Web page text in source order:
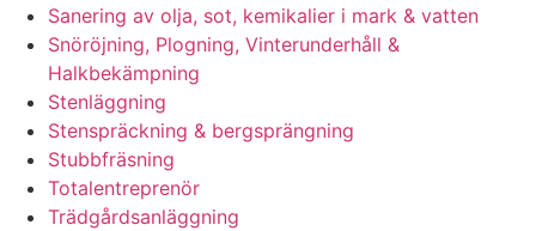
Sanering av olja, sot, kemikalier i mark & vatten
Snöröjning, Plogning, Vinterunderhåll &
Halkbekämpning
Stenläggning
Stenspräckning & bergsprängning
Stubbfräsning
Totalentreprenör
Trädgårdsanläggning